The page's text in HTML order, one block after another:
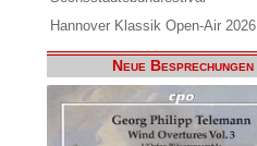
Hannover Klassik Open-Air 2026
Neue Besprechungen